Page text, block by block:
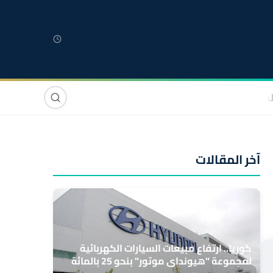
صوت وصورة
آخر المقالات
كوريا.. ارتفاع مبيعات السيارات الكهربائية
لمجموعة "هيونداي موتور" بنحو 25 بالمائة